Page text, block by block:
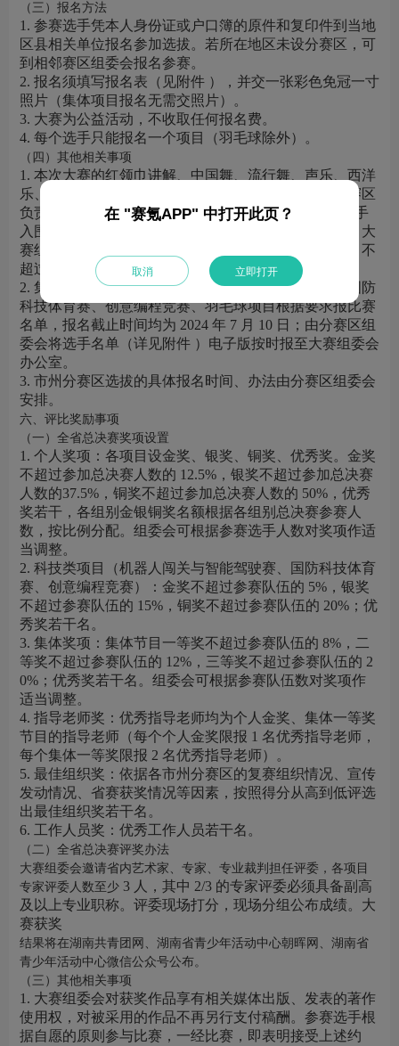
（三）报名方法
1. 参赛选手凭本人身份证或户口簿的原件和复印件到当地
区县相关单位报名参加选拔。若所在地区未设分赛区，可
到相邻赛区组委会报名参赛。
2. 报名须填写报名表（见附件 ），并交一张彩色免冠一寸
照片（集体项目报名无需交照片）。
3. 大赛为公益活动，不收取任何报名费。
4. 每个选手只能报名一个项目（羽毛球除外）。
（四）其他相关事项
1. 本次大赛的红领巾讲解、中国舞、流行舞、声乐、西洋
乐、民乐、语言表演、书法、绘画的个人项目由各分赛区
负责初赛和复赛的选拔，各分赛区每项目选送 16 名选手
入围参加总决赛，报名截止时间为 2024 年 7 月 20 日，大
赛组委会办公室核定总决赛参赛名额，个人项目每项目不
超过 256 名选手。
2. 集体项目报复赛名单，机器人闯关与智能驾驶赛、国防
科技体育赛、创意编程竞赛、羽毛球项目根据要求报比赛
名单，报名截止时间均为 2024 年 7 月 10 日；由分赛区组
委会将选手名单（详见附件 ）电子版按时报至大赛组委会
办公室。
3. 市州分赛区选拔的具体报名时间、办法由分赛区组委会
安排。
六、评比奖励事项
（一）全省总决赛奖项设置
1. 个人奖项：各项目设金奖、银奖、铜奖、优秀奖。金奖
不超过参加总决赛人数的 12.5%，银奖不超过参加总决赛
人数的37.5%，铜奖不超过参加总决赛人数的 50%，优秀
奖若干，各组别金银铜奖名额根据各组别总决赛参赛人
数，按比例分配。组委会可根据参赛选手人数对奖项作适
当调整。
2. 科技类项目（机器人闯关与智能驾驶赛、国防科技体育
赛、创意编程竞赛）：金奖不超过参赛队伍的 5%，银奖
不超过参赛队伍的 15%，铜奖不超过参赛队伍的 20%；优
秀奖若干名。
3. 集体奖项：集体节目一等奖不超过参赛队伍的 8%，二
等奖不超过参赛队伍的 12%，三等奖不超过参赛队伍的 2
0%；优秀奖若干名。组委会可根据参赛队伍数对奖项作
适当调整。
4. 指导老师奖：优秀指导老师均为个人金奖、集体一等奖
节目的指导老师（每个个人金奖限报 1 名优秀指导老师，
每个集体一等奖限报 2 名优秀指导老师）。
5. 最佳组织奖：依据各市州分赛区的复赛组织情况、宣传
发动情况、省赛获奖情况等因素，按照得分从高到低评选
出最佳组织奖若干名。
6. 工作人员奖：优秀工作人员若干名。
（二）全省总决赛评奖办法
大赛组委会邀请省内艺术家、专家、专业裁判担任评委，各项目
专家评委人数至少 3 人，其中 2/3 的专家评委必须具备副高
及以上专业职称。评委现场打分，现场分组公布成绩。大
赛获奖
结果将在湖南共青团网、湖南省青少年活动中心朝晖网、湖南省
青少年活动中心微信公众号公布。
（三）其他相关事项
1. 大赛组委会对获奖作品享有相关媒体出版、发表的著作
使用权，对被采用的作品不再另行支付稿酬。参赛选手根
据自愿的原则参与比赛，一经比赛，即表明接受上述约
在 "赛氪APP" 中打开此页？
取消 立即打开